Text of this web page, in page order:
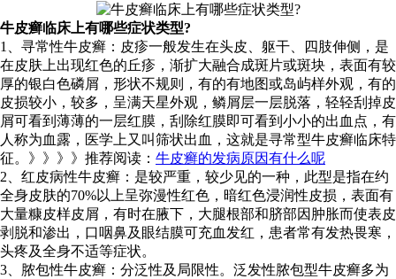
牛皮癣临床上有哪些症状类型?
1、寻常性牛皮癣：皮疹一般发生在头皮、躯干、四肢伸侧，是
在皮肤上出现红色的丘疹，渐扩大融合成斑片或斑块，表面有较
厚的银白色磷屑，形状不规则，有的有地图或岛屿样外观，有的
皮损较小，较多，呈满天星外观，鳞屑层一层脱落，轻轻刮掉皮
屑可看到薄薄的一层红膜，刮除红膜即可看到小小的出血点，有
人称为血露，医学上又叫筛状出血，这就是寻常型牛皮癣临床特
征。》》》》推荐阅读： 牛皮癣的发病原因有什么呢
2、红皮病性牛皮癣：是较严重，较少见的一种，此型是指在约
全身皮肤的70%以上呈弥漫性红色，暗红色浸润性皮损，表面有
大量糠皮样皮屑，有时在腋下，大腿根部和脐部因肿胀而使表皮
剥脱和渗出，口咽鼻及眼结膜可充血发红，患者常有发热畏寒，
头疼及全身不适等症状。
3、脓包性牛皮癣：分泛性及局限性。泛发性脓包型牛皮癣多为